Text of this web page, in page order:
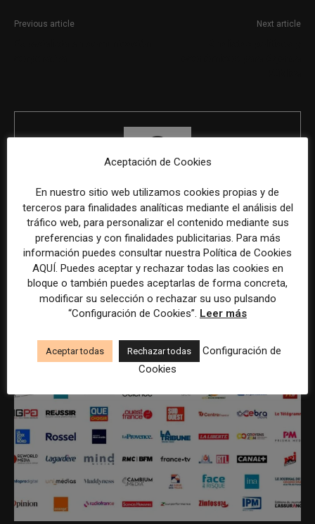
Previous article Next article
REDACCIÓN
ÚLTIMOS ARTÍCULOS
Aceptación de Cookies
En nuestro sitio web utilizamos cookies propias y de
terceros para finalidades analíticas mediante el análisis del
tráfico web, para personalizar el contenido mediante sus
preferencias y con finalidades publicitarias. Para más
información puedes consultar nuestra Política de Cookies
AQUÍ. Puedes aceptar y rechazar todas las cookies en
bloque o también puedes aceptarlas de forma concreta,
modificar su selección o rechazar su uso pulsando
“Configuración de Cookies”. Leer más
Aceptar todas Rechazar todas
Configuración de
Cookies